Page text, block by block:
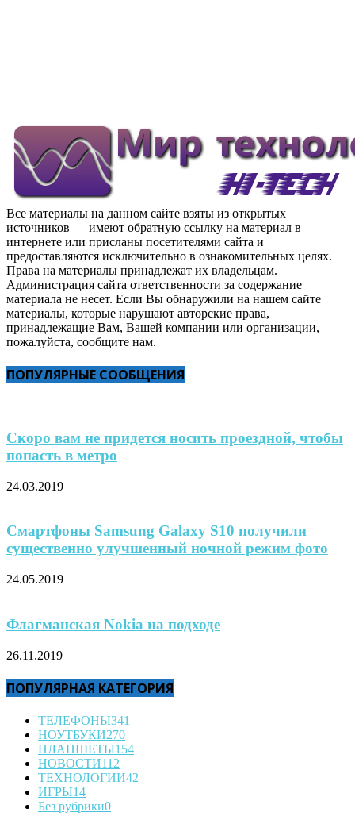
Все материалы на данном сайте взяты из открытых
источников — имеют обратную ссылку на материал в
интернете или присланы посетителями сайта и
предоставляются исключительно в ознакомительных целях.
Права на материалы принадлежат их владельцам.
Администрация сайта ответственности за содержание
материала не несет. Если Вы обнаружили на нашем сайте
материалы, которые нарушают авторские права,
принадлежащие Вам, Вашей компании или организации,
пожалуйста, сообщите нам.
ПОПУЛЯРНЫЕ СООБЩЕНИЯ
Скоро вам не придется носить проездной, чтобы
попасть в метро
24.03.2019
Смартфоны Samsung Galaxy S10 получили
существенно улучшенный ночной режим фото
24.05.2019
Флагманская Nokia на подходе
26.11.2019
ПОПУЛЯРНАЯ КАТЕГОРИЯ
ТЕЛЕФОНЫ341
НОУТБУКИ270
ПЛАНШЕТЫ154
НОВОСТИ112
ТЕХНОЛОГИИ42
ИГРЫ14
Без рубрики0